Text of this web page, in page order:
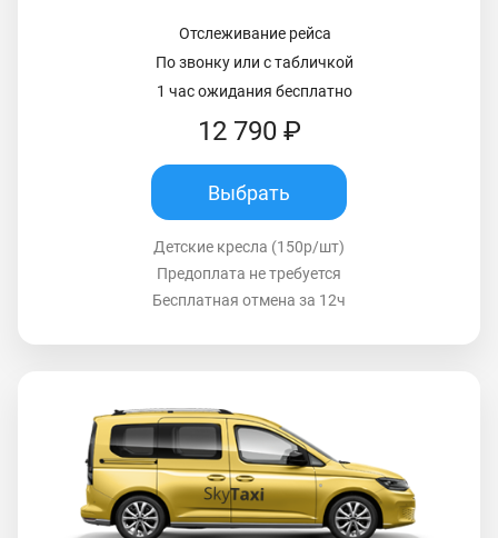
Отслеживание рейса
По звонку или с табличкой
1 час ожидания бесплатно
12 790 ₽
Выбрать
Детские кресла (150р/шт)
Предоплата не требуется
Бесплатная отмена за 12ч